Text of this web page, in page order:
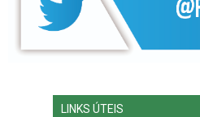
LINKS ÚTEIS